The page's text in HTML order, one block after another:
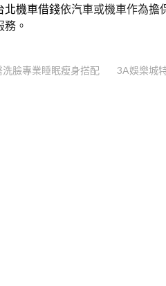
北機車借錢依汽車或機車作為擔
。
臉專業睡眠瘦身搭配
3A娛樂城